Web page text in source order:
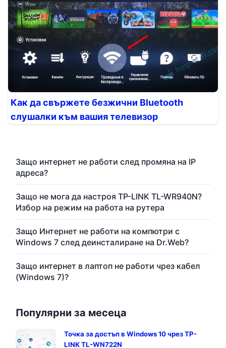
Как да свържете безжични Bluetooth
слушалки към вашия телевизор
Защо интернет не работи след промяна на IP
адреса?
Защо не мога да настроя TP-LINK TL-WR940N?
Избор на режим на работа на рутера
Защо Интернет не работи на компютри с
Windows 7 след деинсталиране на Dr.Web?
Защо интернет в лаптоп не работи чрез кабел
(Windows 7)?
Популярни за месеца
Точка за достъп в Windows 10 чрез TP-
LINK TL-WN722N